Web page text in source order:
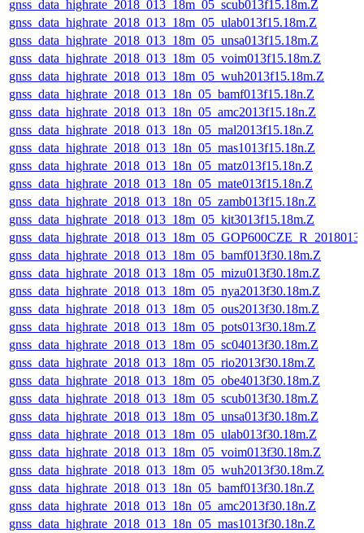
gnss_data_highrate_2018_013_18m_05_scub013f15.18m.Z
gnss_data_highrate_2018_013_18m_05_ulab013f15.18m.Z
gnss_data_highrate_2018_013_18m_05_unsa013f15.18m.Z
gnss_data_highrate_2018_013_18m_05_voim013f15.18m.Z
gnss_data_highrate_2018_013_18m_05_wuh2013f15.18m.Z
gnss_data_highrate_2018_013_18n_05_bamf013f15.18n.Z
gnss_data_highrate_2018_013_18n_05_amc2013f15.18n.Z
gnss_data_highrate_2018_013_18n_05_mal2013f15.18n.Z
gnss_data_highrate_2018_013_18n_05_mas1013f15.18n.Z
gnss_data_highrate_2018_013_18n_05_matz013f15.18n.Z
gnss_data_highrate_2018_013_18n_05_mate013f15.18n.Z
gnss_data_highrate_2018_013_18n_05_zamb013f15.18n.Z
gnss_data_highrate_2018_013_18m_05_kit3013f15.18m.Z
gnss_data_highrate_2018_013_18m_05_bamf013f30.18m.Z
gnss_data_highrate_2018_013_18m_05_mizu013f30.18m.Z
gnss_data_highrate_2018_013_18m_05_nya2013f30.18m.Z
gnss_data_highrate_2018_013_18m_05_ous2013f30.18m.Z
gnss_data_highrate_2018_013_18m_05_pots013f30.18m.Z
gnss_data_highrate_2018_013_18m_05_sc04013f30.18m.Z
gnss_data_highrate_2018_013_18m_05_rio2013f30.18m.Z
gnss_data_highrate_2018_013_18m_05_obe4013f30.18m.Z
gnss_data_highrate_2018_013_18m_05_scub013f30.18m.Z
gnss_data_highrate_2018_013_18m_05_unsa013f30.18m.Z
gnss_data_highrate_2018_013_18m_05_ulab013f30.18m.Z
gnss_data_highrate_2018_013_18m_05_voim013f30.18m.Z
gnss_data_highrate_2018_013_18m_05_wuh2013f30.18m.Z
gnss_data_highrate_2018_013_18n_05_bamf013f30.18n.Z
gnss_data_highrate_2018_013_18n_05_amc2013f30.18n.Z
gnss_data_highrate_2018_013_18n_05_mas1013f30.18n.Z